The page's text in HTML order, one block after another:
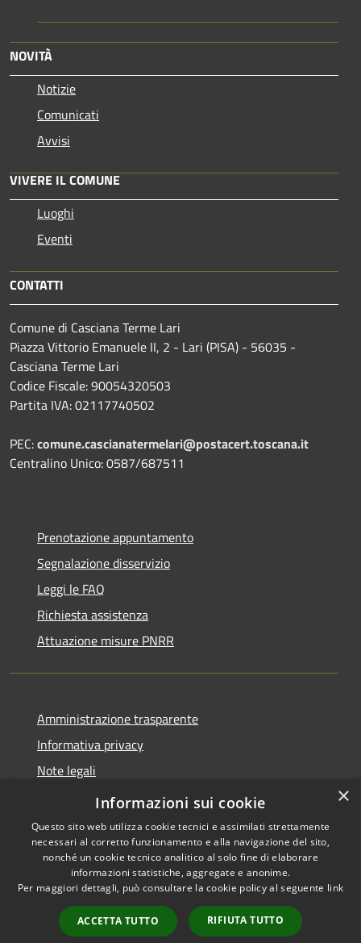
NOVITÀ
Notizie
Comunicati
Avvisi
VIVERE IL COMUNE
Luoghi
Eventi
CONTATTI
Comune di Casciana Terme Lari
Piazza Vittorio Emanuele II, 2 - Lari (PISA) - 56035 -
Casciana Terme Lari
Codice Fiscale: 90054320503
Partita IVA: 02117740502
PEC:comune.cascianatermelari@postacert.toscana.it
Centralino Unico: 0587/687511
Prenotazione appuntamento
Segnalazione disservizio
Leggi le FAQ
Richiesta assistenza
Attuazione misure PNRR
Amministrazione trasparente
Informativa privacy
Note legali
Dichiarazione di accessibilità
Accessibilità
Copyright © 2026 • Comune di
Casciana Terme Lari • Powered
byMunicipium
Accesso
redazione
×
Informazioni sui cookie
Questo sito web utilizza cookie tecnici e assimilati strettamente
necessari al corretto funzionamento e alla navigazione del sito,
nonché un cookie tecnico analitico al solo fine di elaborare
informazioni statistiche, aggregate e anonime.
Per maggiori dettagli, può consultare la cookie policy al seguente link
ACCETTA TUTTO RIFIUTA TUTTO